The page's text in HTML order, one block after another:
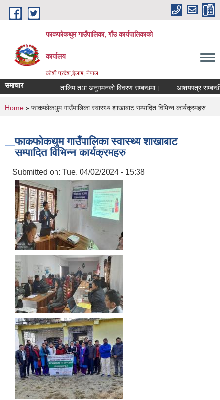
Skip to main content
फाकफोकथुम गाउँपालिका, गाँउ कार्यपालिकाको
कार्यालय
कोशी प्रदेश,ईलाम, नेपाल
समाचार तालिम तथा अनुगमनको विवरण सम्बन्धमा। आशयपत्र सम्बन्धी
You are here
Home » फाकफोकथुम गाउँपालिका स्वास्थ्य शाखाबाट सम्पादित विभिन्न कार्यक्रमहरु
फाकफोकथुम गाउँपालिका स्वास्थ्य शाखाबाट
सम्पादित विभिन्न कार्यक्रमहरु
Submitted on: Tue, 04/02/2024 - 15:38